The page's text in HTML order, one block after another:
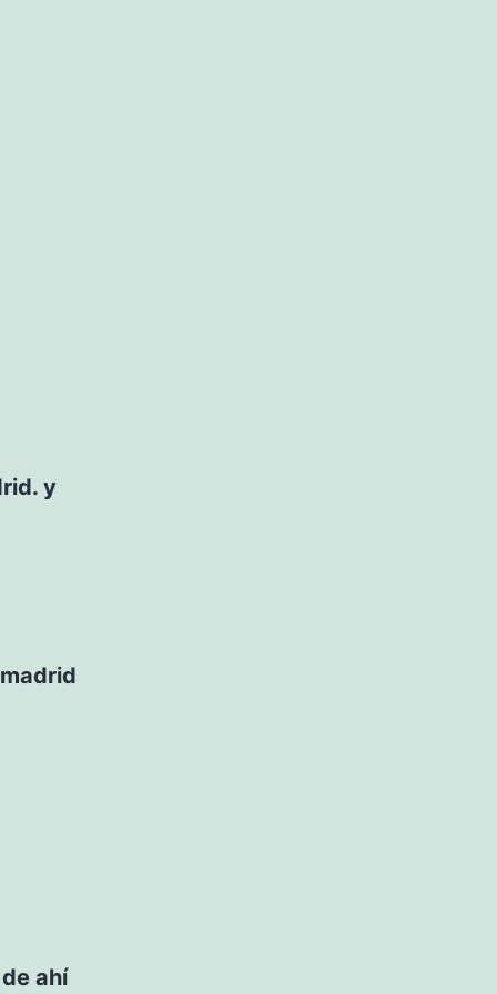
y
ahí